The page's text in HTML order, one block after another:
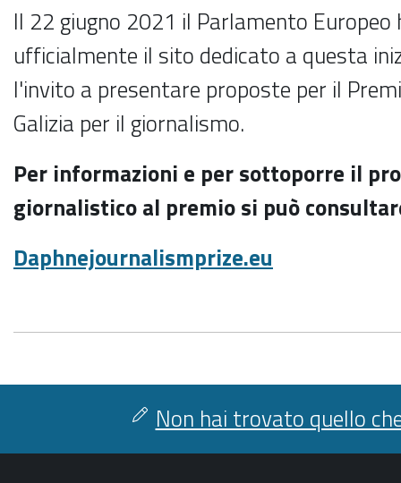
Il 22 giugno 2021 il Parlamento
ufficialmente il sito dedicato a questa
l'invito a presentare proposte per il
Galizia per il giornalismo.
Per informazioni e per sottoporre il
giornalistico al premio si può
Daphnejournalismprize.eu
Non hai trovato quello